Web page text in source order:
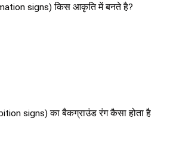
signs) किस आकृति में बनते है?
signs) का बैकग्राउंड रंग कैसा होता है